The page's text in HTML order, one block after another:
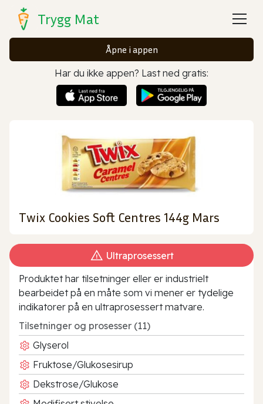
Trygg Mat
Åpne i appen
Har du ikke appen? Last ned gratis:
Twix Cookies Soft Centres 144g Mars
Ultraprosessert
Produktet har tilsetninger eller er industrielt
bearbeidet på en måte som vi mener er tydelige
indikatorer på en ultraprosessert matvare.
Tilsetninger og prosesser (11)
Glyserol
Fruktose/Glukosesirup
Dekstrose/Glukose